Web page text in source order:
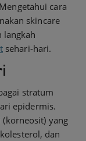
cara
skincare
langkah
sehari-hari.
stratum
epidermis.
yang
dan